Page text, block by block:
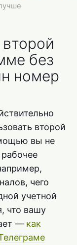
без
номер
второй
вы не
чего
учетной
что вашу
— как